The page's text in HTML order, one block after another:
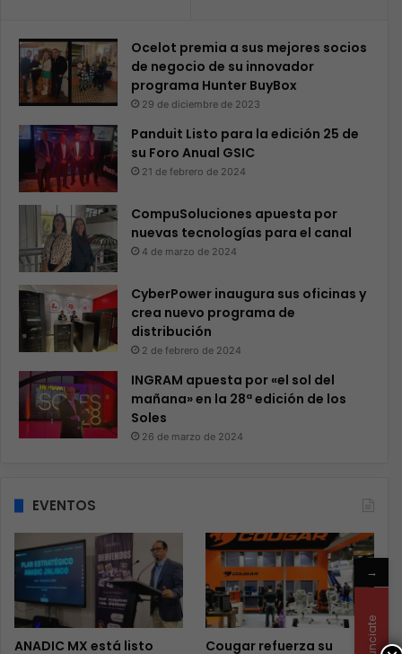
Ocelot premia a sus mejores socios
de negocio de su innovador
programa Hunter BuyBox
29 de diciembre de 2023
Panduit Listo para la edición 25 de
su Foro Anual GSIC
21 de febrero de 2024
CompuSoluciones apuesta por
nuevas tecnologías para el canal
4 de marzo de 2024
CyberPower inaugura sus oficinas y
crea nuevo programa de
distribución
2 de febrero de 2024
INGRAM apuesta por «el sol del
mañana» en la 28ª edición de los
Soles
26 de marzo de 2024
EVENTOS
ANADIC MX está listo Cougar refuerza su
→